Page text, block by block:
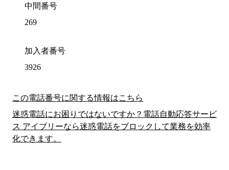
中間番号
269
加入者番号
3926
この電話番号に関する情報はこちら
迷惑電話にお困りではないですか？電話自動応答サービ
ス アイブリーなら迷惑電話をブロックして業務を効率
化できます。